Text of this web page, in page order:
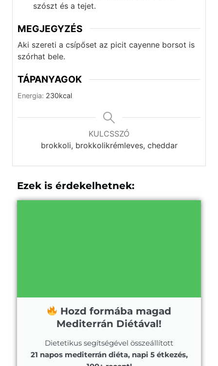
szószt és a tejet.
MEGJEGYZÉS
Aki szereti a csípőset az picit cayenne borsot is
szórhat bele.
TÁPANYAGOK
Energia: 230kcal
KULCSSZÓ
brokkoli, brokkolikrémleves, cheddar
Ezek is érdekelhetnek:
Hozd formába magad
Mediterrán Diétával!
Dietetikus segítségével összeállított
21 napos mediterrán diéta, napi 5 étkezés,